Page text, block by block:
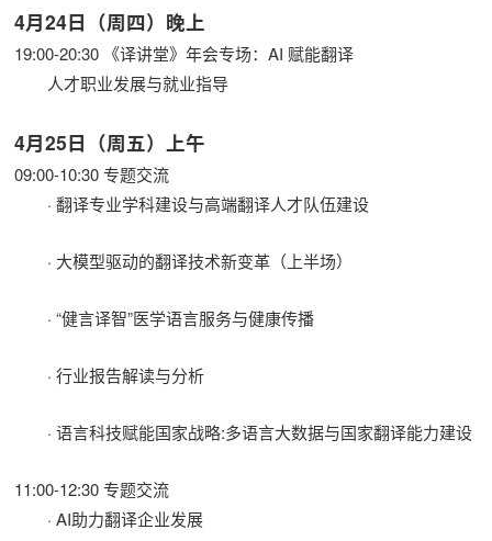
4月24日（周四）晚上
19:00-20:30 《译讲堂》年会专场：AI 赋能翻译
人才职业发展与就业指导
4月25日（周五）上午
09:00-10:30 专题交流
· 翻译专业学科建设与高端翻译人才队伍建设
· 大模型驱动的翻译技术新变革（上半场）
· “健言译智”医学语言服务与健康传播
· 行业报告解读与分析
· 语言科技赋能国家战略:多语言大数据与国家翻译能力建设
11:00-12:30 专题交流
· AI助力翻译企业发展